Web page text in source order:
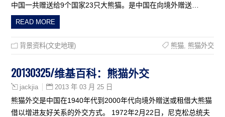
中国一共赠送给9个国家23只大熊猫。是中国在向境外赠送…
READ MORE
背景资料(文史地理) 熊猫, 熊猫外交
20130325/维基百科：熊猫外交
jackjia 2013 年 03 月 25 日
熊猫外交是中国在1940年代到2000年代向境外贈送或租借大熊猫
借以增进友好关系的外交方式。 1972年2月22日，尼克松总统夫